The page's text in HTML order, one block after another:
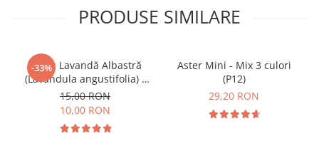
PRODUSE SIMILARE
-33%
Butaș Lavandă Albastră
(Lavandula angustifolia) -
Înrădăcinat
15,00 RON
10,00 RON
Aster Mini - Mix 3 culori
(P12)
29,20 RON